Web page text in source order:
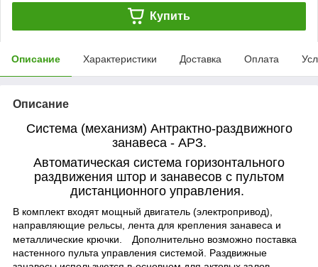
Купить
Описание Характеристики Доставка Оплата
Описание
Система (механизм) Антрактно-раздвижного
занавеса - АРЗ.
Автоматическая система горизонтального
раздвижения штор и занавесов с пультом
дистанционного управления.
В комплект входят мощный двигатель (электропривод),
направляющие рельсы, лента для крепления занавеса и
металлические крючки.
Дополнительно возможно поставка
настенного пульта управления системой. Раздвижные